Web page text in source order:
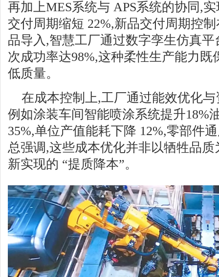
再加上MES系统与 APS系统的协同,
交付周期缩短 22%,新品交付周期控
品导入,智慧工厂通过数字孪生仿真
次成功率达98%,这种柔性生产能力
低质量。
在成本控制上,工厂通过能效优化
例如涂装车间智能喷涂系统提升18%
35%,单位产值能耗下降 12%,零部件
总强调,这些成本优化并非以牺牲品
新实现的 “提质降本”。